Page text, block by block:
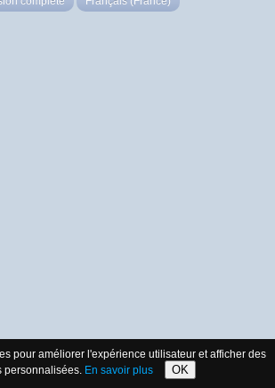
pour améliorer l'expérience utilisateur et afficher des
personnalisées. En savoir plus OK